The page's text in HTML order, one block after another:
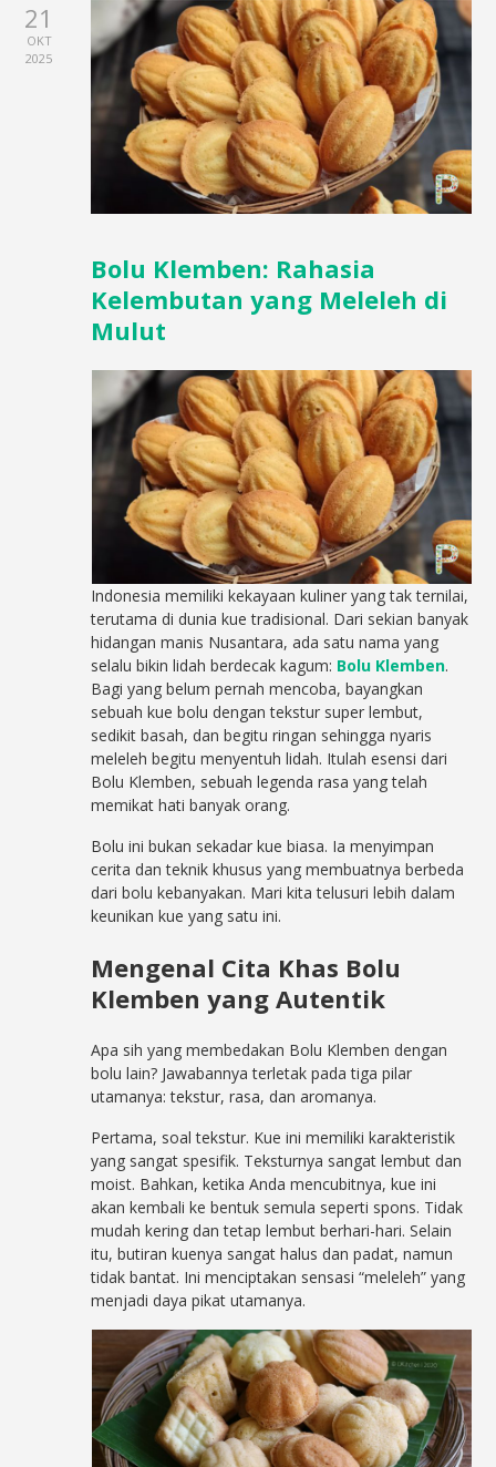
21
OKT
2025
Bolu Klemben: Rahasia
Kelembutan yang Meleleh di
Mulut
Indonesia memiliki kekayaan kuliner yang tak ternilai,
terutama di dunia kue tradisional. Dari sekian banyak
hidangan manis Nusantara, ada satu nama yang
selalu bikin lidah berdecak kagum: Bolu Klemben.
Bagi yang belum pernah mencoba, bayangkan
sebuah kue bolu dengan tekstur super lembut,
sedikit basah, dan begitu ringan sehingga nyaris
meleleh begitu menyentuh lidah. Itulah esensi dari
Bolu Klemben, sebuah legenda rasa yang telah
memikat hati banyak orang.
Bolu ini bukan sekadar kue biasa. Ia menyimpan
cerita dan teknik khusus yang membuatnya berbeda
dari bolu kebanyakan. Mari kita telusuri lebih dalam
keunikan kue yang satu ini.
Mengenal Cita Khas Bolu
Klemben yang Autentik
Apa sih yang membedakan Bolu Klemben dengan
bolu lain? Jawabannya terletak pada tiga pilar
utamanya: tekstur, rasa, dan aromanya.
Pertama, soal tekstur. Kue ini memiliki karakteristik
yang sangat spesifik. Teksturnya sangat lembut dan
moist. Bahkan, ketika Anda mencubitnya, kue ini
akan kembali ke bentuk semula seperti spons. Tidak
mudah kering dan tetap lembut berhari-hari. Selain
itu, butiran kuenya sangat halus dan padat, namun
tidak bantat. Ini menciptakan sensasi “meleleh” yang
menjadi daya pikat utamanya.